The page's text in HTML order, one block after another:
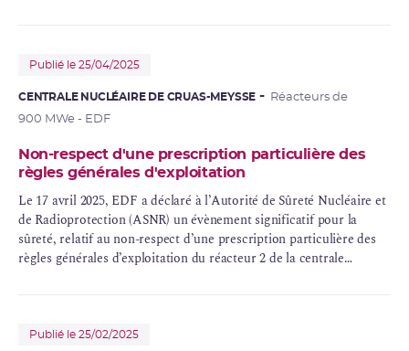
Publié le 25/04/2025
CENTRALE NUCLÉAIRE DE CRUAS-MEYSSE
Réacteurs de
900 MWe - EDF
Non-respect d'une prescription particulière des
règles générales d'exploitation
Le 17 avril 2025, EDF a déclaré à l’Autorité de Sûreté Nucléaire et
de Radioprotection (ASNR) un évènement significatif pour la
sûreté, relatif au non-respect d’une prescription particulière des
règles générales d’exploitation du réacteur 2 de la centrale
Publié le 25/02/2025